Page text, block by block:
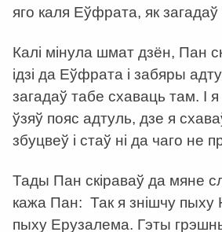
яго каля Еўфрата, як
Калі мінула шмат дзён, Пан
ідзі да Еўфрата і забяры
загадаў табе схаваць там. І
ўзяў пояс адтуль, дзе я
збуцвеў і стаў ні да чаго не
Тады Пан скіраваў да мяне
кажа Пан: Так я знішчу пыху
пыху Ерузалема. Гэты